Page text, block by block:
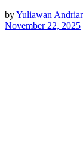
byYuliawan
November 22, 2025